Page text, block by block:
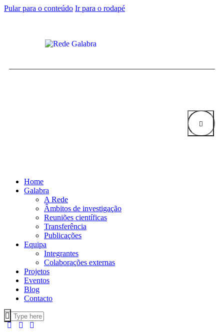
Pular para o conteúdo Ir para o rodapé
Home
Galabra
A Rede
Âmbitos de investigação
Reuniões científicas
Transferência
Publicações
Equipa
Integrantes
Colaborações externas
Projetos
Eventos
Blog
Contacto